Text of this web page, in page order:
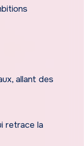
allant des
retrace la